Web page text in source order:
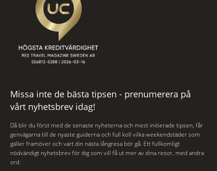
Missa inte de bästa tipsen - prenumerera på
vårt nyhetsbrev idag!
Då blir du först med de senaste nyheterna och mest initierade tipsen, får
genvägarna till de nyaste guiderna och full koll vilka weekendstäder som
gäller framöver och vart din nästa långresa bör gå. Ett fullkomligt
nödvändigt nyhetsbrev för dig som vill få ut mer av dina resor, med andra
ord.